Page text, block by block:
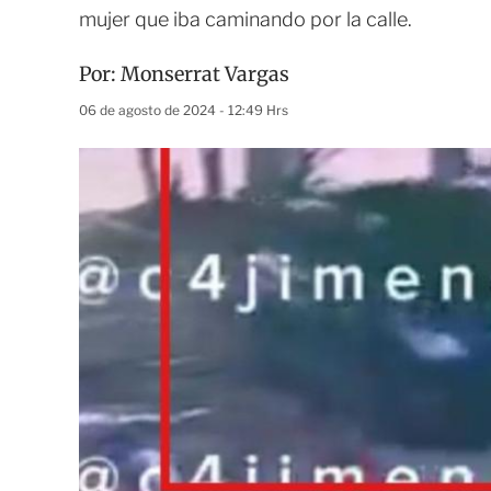
mujer que iba caminando por la calle.
Por: Monserrat Vargas
06 de agosto de 2024 - 12:49 Hrs